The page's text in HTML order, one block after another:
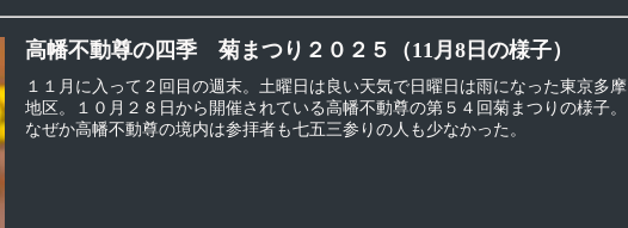
高幡不動尊の四季 菊まつり２０２５（11月8日の様子）
１１月に入って２回目の週末。土曜日は良い天気で日曜日は雨になった東京多摩
地区。１０月２８日から開催されている高幡不動尊の第５４回菊まつりの様子。
なぜか高幡不動尊の境内は参拝者も七五三参りの人も少なかった。